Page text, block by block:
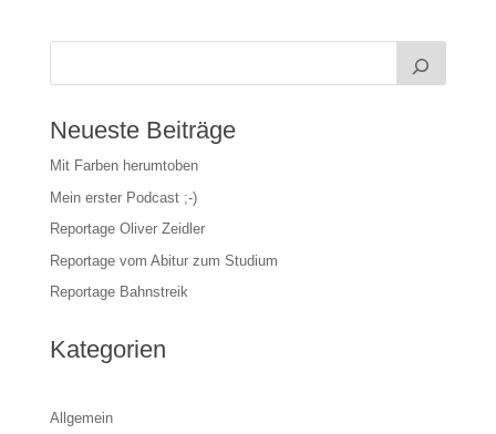
Neueste Beiträge
Mit Farben herumtoben
Mein erster Podcast ;-)
Reportage Oliver Zeidler
Reportage vom Abitur zum Studium
Reportage Bahnstreik
Kategorien
Allgemein